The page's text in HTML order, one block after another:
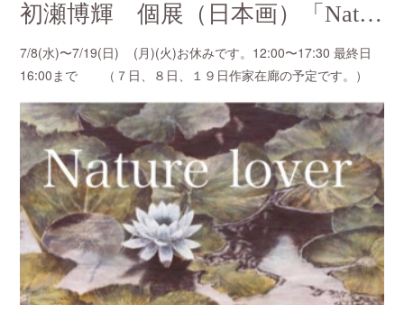
初瀬博輝 個展（日本画）「Nature lover」
7/8(水)〜7/19(日) (月)(火)お休みです。12:00〜17:30 最終日
16:00まで （７日、８日、１９日作家在廊の予定です。）